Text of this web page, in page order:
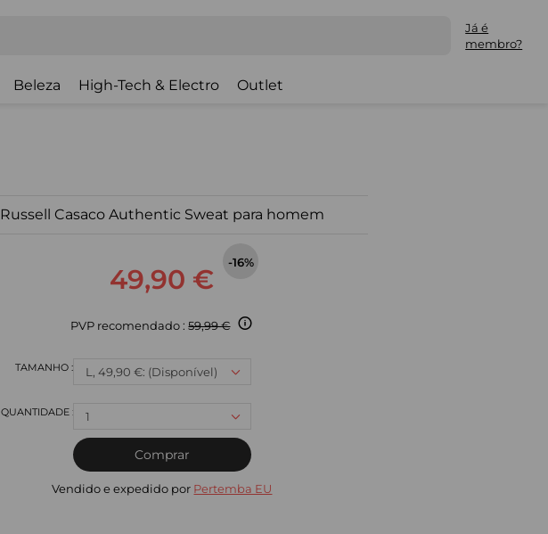
Já é
membro?
Beleza High-Tech & Electro Outlet
Russell Casaco Authentic Sweat para homem
49,90 €
-16%
PVP recomendado :59,99 €
L, 49,90 €: (Disponível)
1
Comprar
Vendido e expedido por Pertemba EU